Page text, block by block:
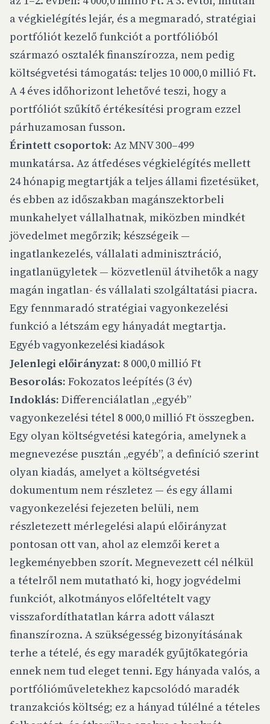
a végkielégítés lejár, és a megmaradó, stratégiai
portfóliót kezelő funkciót a portfólióból
származó osztalék finanszírozza, nem pedig
költségvetési támogatás: teljes 10 000,0 millió Ft.
A 4 éves időhorizont lehetővé teszi, hogy a
portfóliót szűkítő értékesítési program ezzel
párhuzamosan fusson.
Érintett csoportok: Az MNV 300–499
munkatársa. Az átfedéses végkielégítés mellett
24 hónapig megtartják a teljes állami fizetésüket,
és ebben az időszakban magánszektorbeli
munkahelyet vállalhatnak, miközben mindkét
jövedelmet megőrzik; készségeik —
ingatlankezelés, vállalati adminisztráció,
ingatlanügyletek — közvetlenül átvihetők a nagy
magán ingatlan- és vállalati szolgáltatási piacra.
Egy fennmaradó stratégiai vagyonkezelési
funkció a létszám egy hányadát megtartja.
Egyéb vagyonkezelési kiadások
Jelenlegi előirányzat: 8 000,0 millió Ft
Besorolás: Fokozatos leépítés (3 év)
Indoklás: Differenciálatlan „egyéb”
vagyonkezelési tétel 8 000,0 millió Ft összegben.
Egy olyan költségvetési kategória, amelynek a
megnevezése pusztán „egyéb”, a definíció szerint
olyan kiadás, amelyet a költségvetési
dokumentum nem részletez — és egy állami
vagyonkezelési fejezeten belüli, nem
részletezett mérlegelési alapú előirányzat
pontosan ott van, ahol az elemzői keret a
legkeményebben szorít. Megnevezett cél nélkül
a tételről nem mutatható ki, hogy jogvédelmi
funkciót, alkotmányos előfeltételt vagy
visszafordíthatatlan kárra adott választ
finanszírozna. A szükségesség bizonyításának
terhe a tételé, és egy maradék gyűjtőkategória
ennek nem tud eleget tenni. Egy hányada valós, a
portfólióműveletekhez kapcsolódó maradék
tranzakciós költség; ez a hányad túlélné a tételes